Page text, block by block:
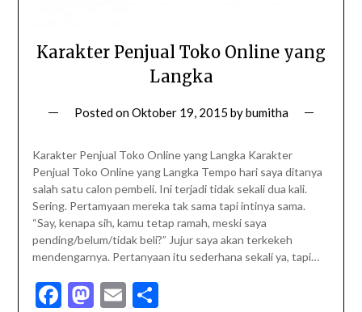
Karakter Penjual Toko Online yang
Langka
Posted onOktober 19, 2015 bybumitha
Karakter Penjual Toko Online yang Langka Karakter
Penjual Toko Online yang Langka Tempo hari saya ditanya
salah satu calon pembeli. Ini terjadi tidak sekali dua kali.
Sering. Pertamyaan mereka tak sama tapi intinya sama.
“Say, kenapa sih, kamu tetap ramah, meski saya
pending/belum/tidak beli?” Jujur saya akan terkekeh
mendengarnya. Pertanyaan itu sederhana sekali ya, tapi…
Facebook
Mastodon
EmailShare